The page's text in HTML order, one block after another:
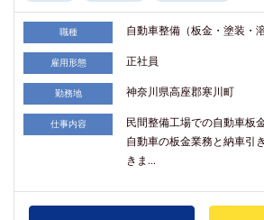
職種 自動車整備（板金・塗装・
雇用形態 正社員
勤務地 神奈川県高座郡寒川町
仕事内容
民間整備工場での自動車板
自動車の板金業務と納車引
きま...